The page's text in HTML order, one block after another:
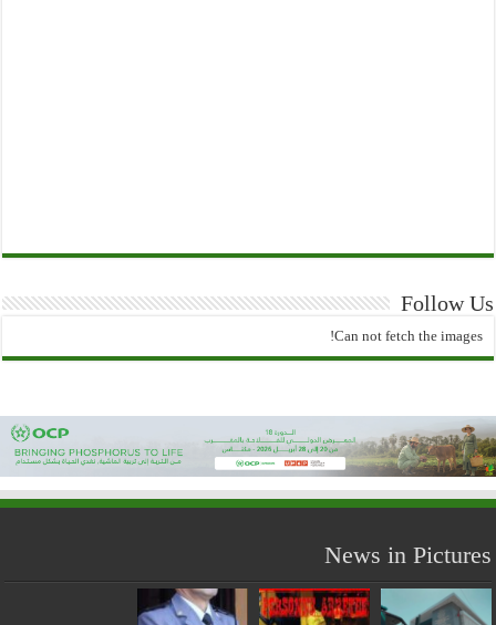
Follow Us
Can not fetch the images!
News in Pictures